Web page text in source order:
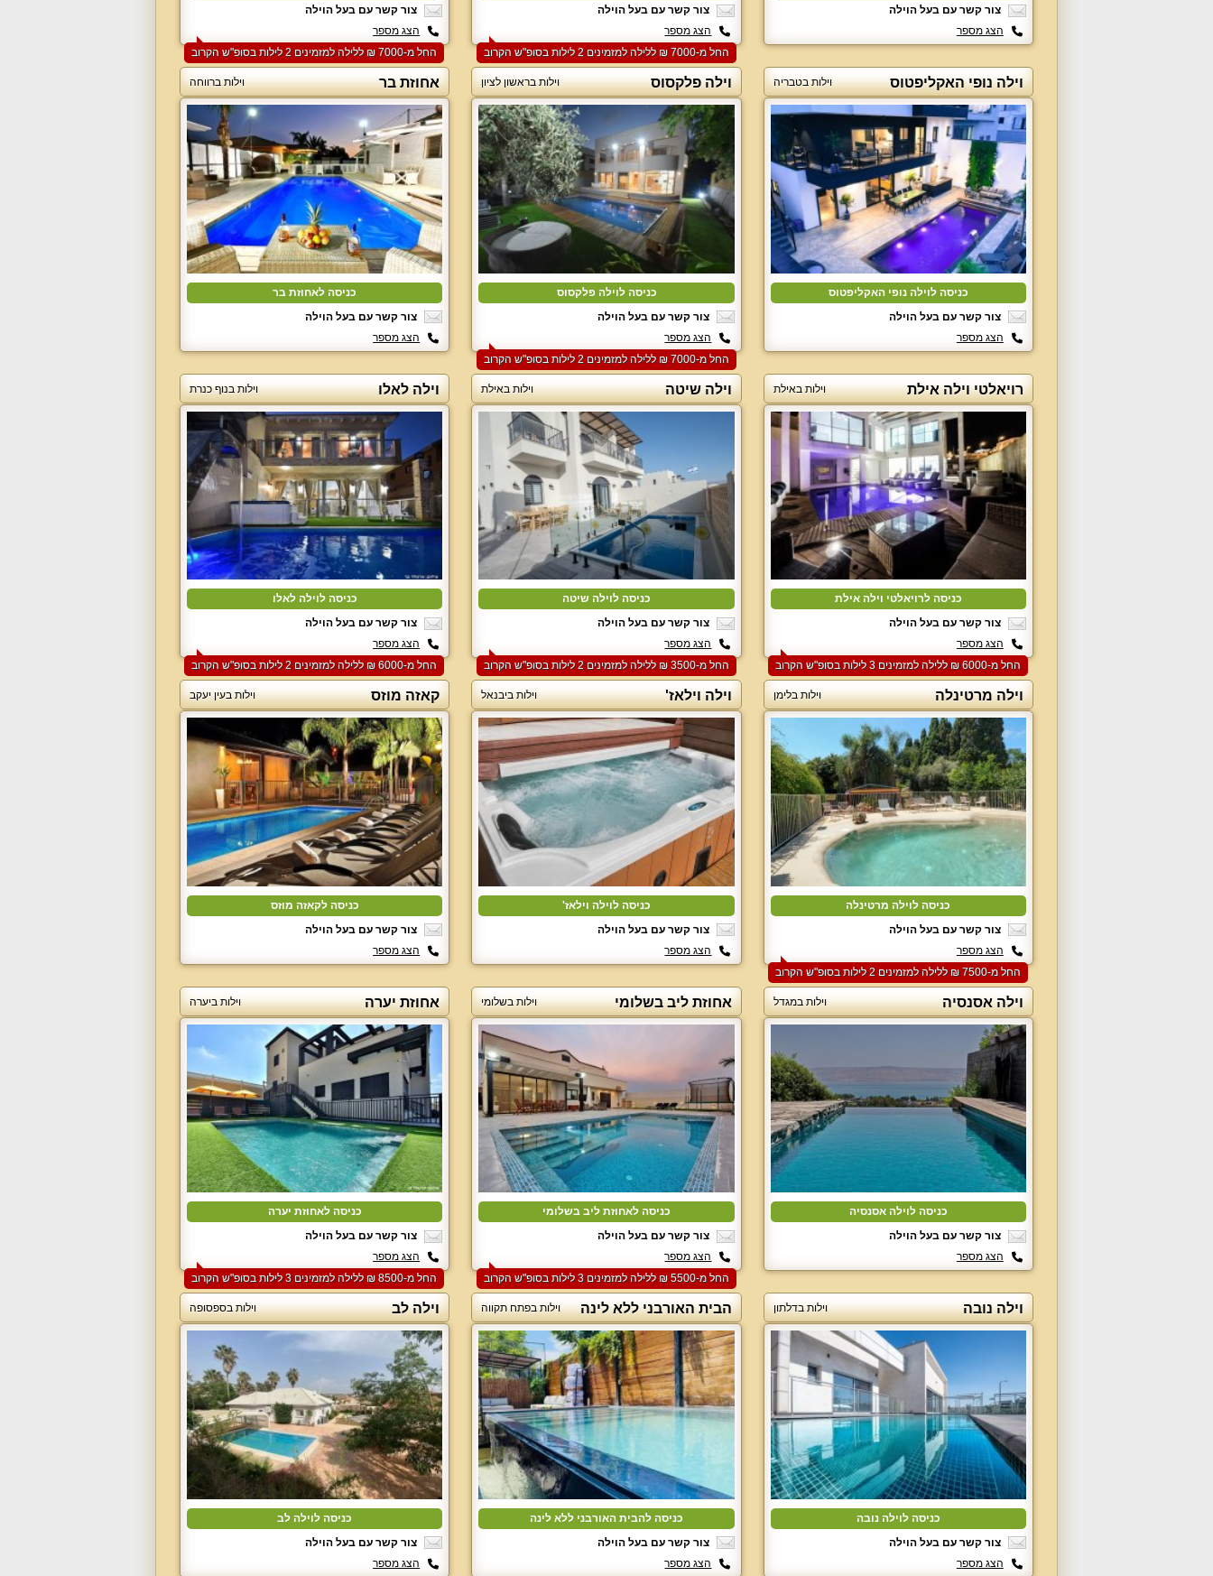
צור קשר עם בעל הוילה
הצג מספר
צור קשר עם בעל הוילה
הצג מספר
החל מ-‏7000 ₪ ללילה למזמינים 2 לילות בסופ"ש הקרוב
צור קשר עם בעל הוילה
הצג מספר
החל מ-‏7000 ₪ ללילה למזמינים 2 לילות בסופ"ש הקרוב
וילה נופי האקליפטוס וילות בטבריה
כניסה לוילה נופי האקליפטוס
צור קשר עם בעל הוילה
הצג מספר
וילה פלקסוס וילות בראשון לציון
כניסה לוילה פלקסוס
צור קשר עם בעל הוילה
הצג מספר
החל מ-‏7000 ₪ ללילה למזמינים 2 לילות בסופ"ש הקרוב
אחוזת בר וילות ברווחה
כניסה לאחוזת בר
צור קשר עם בעל הוילה
הצג מספר
רויאלטי וילה אילת וילות באילת
כניסה לרויאלטי וילה אילת
צור קשר עם בעל הוילה
הצג מספר
החל מ-‏6000 ₪ ללילה למזמינים 3 לילות בסופ"ש הקרוב
וילה שיטה וילות באילת
כניסה לוילה שיטה
צור קשר עם בעל הוילה
הצג מספר
החל מ-‏3500 ₪ ללילה למזמינים 2 לילות בסופ"ש הקרוב
וילה לאלו וילות בנוף כנרת
כניסה לוילה לאלו
צור קשר עם בעל הוילה
הצג מספר
החל מ-‏6000 ₪ ללילה למזמינים 2 לילות בסופ"ש הקרוב
וילה מרטינלה וילות בלימן
כניסה לוילה מרטינלה
צור קשר עם בעל הוילה
הצג מספר
החל מ-‏7500 ₪ ללילה למזמינים 2 לילות בסופ"ש הקרוב
וילה וילאז' וילות ביבנאל
כניסה לוילה וילאז'
צור קשר עם בעל הוילה
הצג מספר
קאזה מוזס וילות בעין יעקב
כניסה לקאזה מוזס
צור קשר עם בעל הוילה
הצג מספר
וילה אסנסיה וילות במגדל
כניסה לוילה אסנסיה
צור קשר עם בעל הוילה
הצג מספר
אחוזת ליב בשלומי וילות בשלומי
כניסה לאחוזת ליב בשלומי
צור קשר עם בעל הוילה
הצג מספר
החל מ-‏5500 ₪ ללילה למזמינים 3 לילות בסופ"ש הקרוב
אחוזת יערה וילות ביערה
כניסה לאחוזת יערה
צור קשר עם בעל הוילה
הצג מספר
החל מ-‏8500 ₪ ללילה למזמינים 3 לילות בסופ"ש הקרוב
וילה נובה וילות בדלתון
כניסה לוילה נובה
צור קשר עם בעל הוילה
הצג מספר
הבית האורבני ללא לינה וילות בפתח תקווה
כניסה להבית האורבני ללא לינה
צור קשר עם בעל הוילה
הצג מספר
וילה לב וילות בספסופה
כניסה לוילה לב
צור קשר עם בעל הוילה
הצג מספר